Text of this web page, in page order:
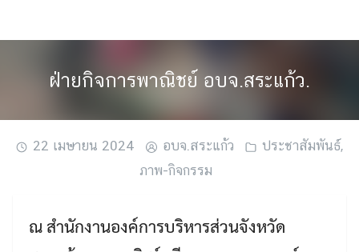
ฝ่ายกิจการพาณิชย์ อบจ.สระแก้ว.
22 เมษายน 2024 อบจ.สระแก้ว ประชาสัมพันธ์,
ภาพ-กิจกรรม
ณ สำนักงานองค์การบริหารส่วนจังหวัด